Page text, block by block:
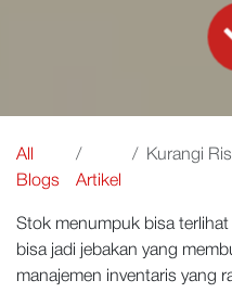
All
Blogs
Artikel
Kurangi Risiko
Stok menumpuk bisa terlihat
bisa jadi jebakan yang
manajemen inventaris yang